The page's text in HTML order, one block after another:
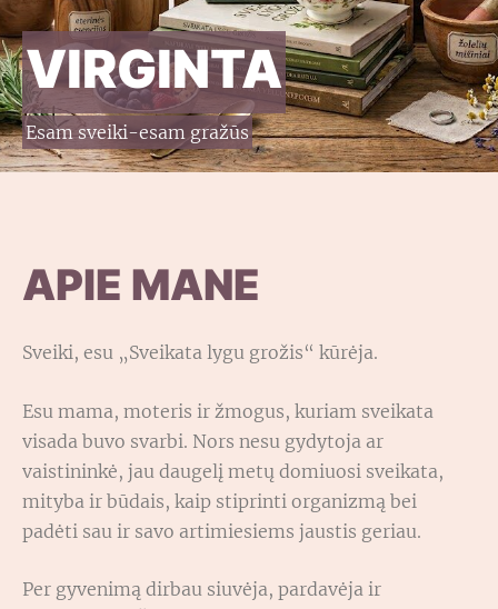
VIRGINTA
Esam sveiki-esam gražūs
APIE MANE
Sveiki, esu „Sveikata lygu grožis“ kūrėja.
Esu mama, moteris ir žmogus, kuriam sveikata
visada buvo svarbi. Nors nesu gydytoja ar
vaistininkė, jau daugelį metų domiuosi sveikata,
mityba ir būdais, kaip stiprinti organizmą bei
padėti sau ir savo artimiesiems jaustis geriau.
Per gyvenimą dirbau siuvėja, pardavėja ir